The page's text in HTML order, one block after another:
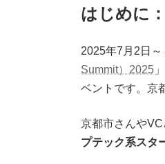
はじめに
2025年7月2日
Summit）2025
ベントです。京
京都市さんや
プテック系スタ